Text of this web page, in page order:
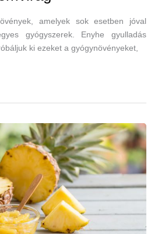
amelyek sok esetben jóval
gyógyszerek. Enyhe gyulladás
ki ezeket a gyógynövényeket,